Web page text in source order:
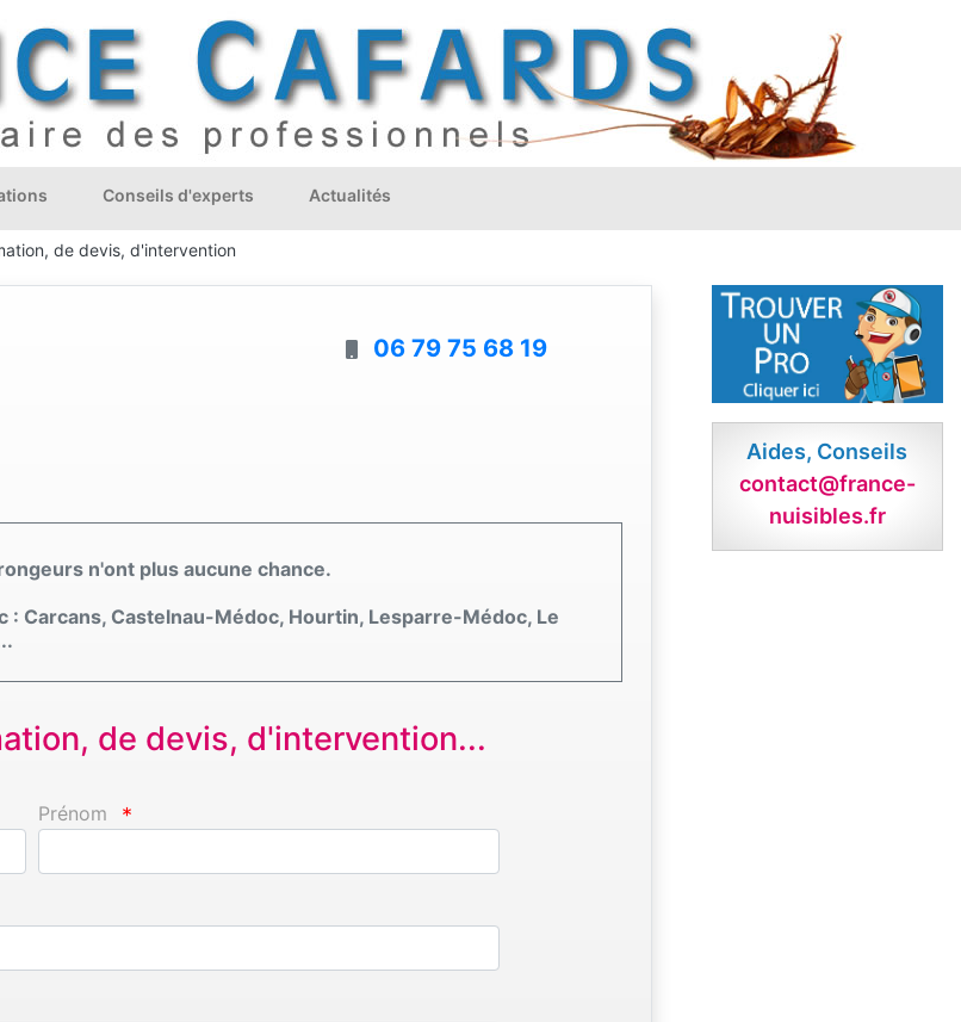
Conseils d'experts Actualités
de devis, d'intervention
06 79 75 68 19
n'ont plus aucune chance.
Carcans, Castelnau-Médoc, Hourtin, Lesparre-Médoc, Le
de devis, d'intervention...
Prénom *
Aides, Conseils
contact@france-
nuisibles.fr